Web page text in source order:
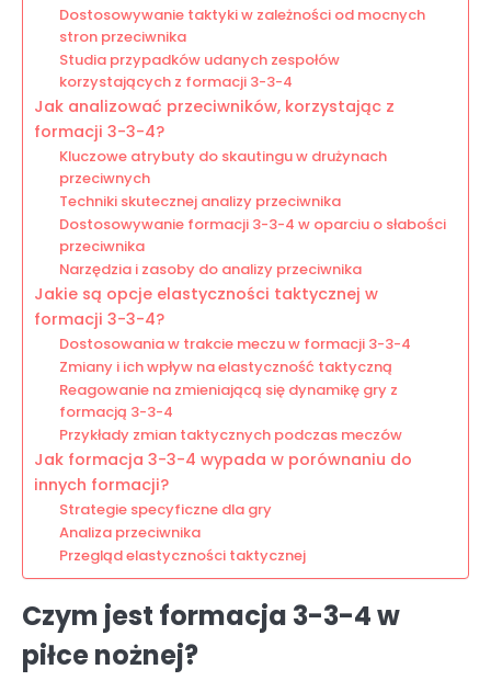
Dostosowywanie taktyki w zależności od mocnych
stron przeciwnika
Studia przypadków udanych zespołów
korzystających z formacji 3-3-4
Jak analizować przeciwników, korzystając z
formacji 3-3-4?
Kluczowe atrybuty do skautingu w drużynach
przeciwnych
Techniki skutecznej analizy przeciwnika
Dostosowywanie formacji 3-3-4 w oparciu o słabości
przeciwnika
Narzędzia i zasoby do analizy przeciwnika
Jakie są opcje elastyczności taktycznej w
formacji 3-3-4?
Dostosowania w trakcie meczu w formacji 3-3-4
Zmiany i ich wpływ na elastyczność taktyczną
Reagowanie na zmieniającą się dynamikę gry z
formacją 3-3-4
Przykłady zmian taktycznych podczas meczów
Jak formacja 3-3-4 wypada w porównaniu do
innych formacji?
Strategie specyficzne dla gry
Analiza przeciwnika
Przegląd elastyczności taktycznej
Czym jest formacja 3-3-4 w
piłce nożnej?